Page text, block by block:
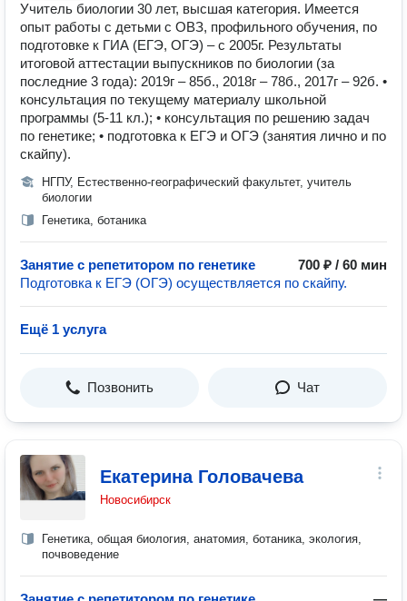
Учитель биологии 30 лет, высшая категория. Имеется
опыт работы с детьми с ОВЗ, профильного обучения, по
подготовке к ГИА (ЕГЭ, ОГЭ) – с 2005г. Результаты
итоговой аттестации выпускников по биологии (за
последние 3 года): 2019г – 85б., 2018г – 78б., 2017г – 92б. •
консультация по текущему материалу школьной
программы (5-11 кл.); • консультация по решению задач
по генетике; • подготовка к ЕГЭ и ОГЭ (занятия лично и по
скайпу).
НГПУ, Естественно-географический факультет, учитель
биологии
Генетика, ботаника
Занятие с репетитором по генетике
700 ₽ / 60 мин
Подготовка к ЕГЭ (ОГЭ) осуществляется по скайпу.
Ещё 1 услуга
Позвонить Чат
Екатерина Головачева
Новосибирск
Генетика, общая биология, анатомия, ботаника, экология,
почвоведение